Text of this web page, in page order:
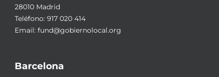
28010 Madrid
Teléfono: 917 020 414
Email: fund@gobiernolocal.org
Barcelona